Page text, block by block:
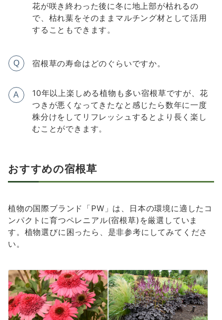
花が咲き終わった後に冬に地上部が枯れるの
で、枯れ葉をそのままマルチング材として活用
することもできます。
Q 宿根草の寿命はどのぐらいですか。
A
10年以上楽しめる植物も多い宿根草ですが、花
つきが悪くなってきたなと感じたら数年に一度
株分けをしてリフレッシュするとより長く楽し
むことができます。
おすすめの宿根草
植物の国際ブランド「PW」は、日本の環境に適したコ
ンパクトに育つペレニアル(宿根草)を厳選していま
す。植物選びに困ったら、是非参考にしてみてくださ
い。